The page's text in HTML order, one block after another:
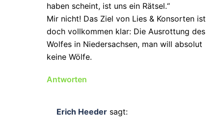
haben scheint, ist uns ein Rätsel.“
Mir nicht! Das Ziel von Lies & Konsorten ist
doch vollkommen klar: Die Ausrottung des
Wolfes in Niedersachsen, man will absolut
keine Wölfe.
Antworten
Erich Heeder sagt: